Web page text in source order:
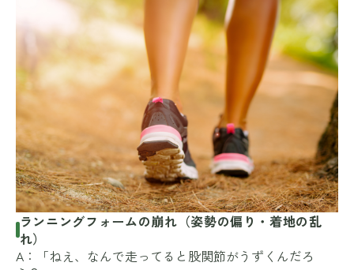
ランニングフォームの崩れ（姿勢の偏り・着地の乱
れ）
A：「ねえ、なんで走ってると股関節がうずくんだろ